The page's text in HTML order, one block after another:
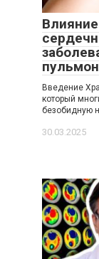
Введение
который
безобидную
30.03.2025